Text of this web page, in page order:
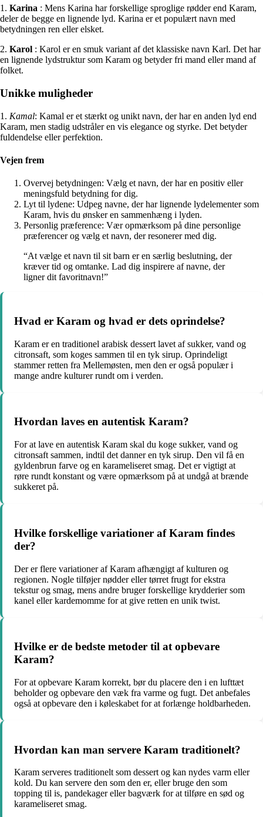
1. Karina : Mens Karina har forskellige sproglige rødder end Karam,
deler de begge en lignende lyd. Karina er et populært navn med
betydningen ren eller elsket.
2. Karol : Karol er en smuk variant af det klassiske navn Karl. Det har
en lignende lydstruktur som Karam og betyder fri mand eller mand af
folket.
Unikke muligheder
1. Kamal: Kamal er et stærkt og unikt navn, der har en anden lyd end
Karam, men stadig udstråler en vis elegance og styrke. Det betyder
fuldendelse eller perfektion.
Vejen frem
Overvej betydningen: Vælg et navn, der har en positiv eller
meningsfuld betydning for dig.
Lyt til lydene: Udpeg navne, der har lignende lydelementer som
Karam, hvis du ønsker en sammenhæng i lyden.
Personlig præference: Vær opmærksom på dine personlige
præferencer og vælg et navn, der resonerer med dig.
“At vælge et navn til sit barn er en særlig beslutning, der
kræver tid og omtanke. Lad dig inspirere af navne, der
ligner dit favoritnavn!”
Hvad er Karam og hvad er dets oprindelse?
Karam er en traditionel arabisk dessert lavet af sukker, vand og
citronsaft, som koges sammen til en tyk sirup. Oprindeligt
stammer retten fra Mellemøsten, men den er også populær i
mange andre kulturer rundt om i verden.
Hvordan laves en autentisk Karam?
For at lave en autentisk Karam skal du koge sukker, vand og
citronsaft sammen, indtil det danner en tyk sirup. Den vil få en
gyldenbrun farve og en karameliseret smag. Det er vigtigt at
røre rundt konstant og være opmærksom på at undgå at brænde
sukkeret på.
Hvilke forskellige variationer af Karam findes
der?
Der er flere variationer af Karam afhængigt af kulturen og
regionen. Nogle tilføjer nødder eller tørret frugt for ekstra
tekstur og smag, mens andre bruger forskellige krydderier som
kanel eller kardemomme for at give retten en unik twist.
Hvilke er de bedste metoder til at opbevare
Karam?
For at opbevare Karam korrekt, bør du placere den i en lufttæt
beholder og opbevare den væk fra varme og fugt. Det anbefales
også at opbevare den i køleskabet for at forlænge holdbarheden.
Hvordan kan man servere Karam traditionelt?
Karam serveres traditionelt som dessert og kan nydes varm eller
kold. Du kan servere den som den er, eller bruge den som
topping til is, pandekager eller bagværk for at tilføre en sød og
karameliseret smag.